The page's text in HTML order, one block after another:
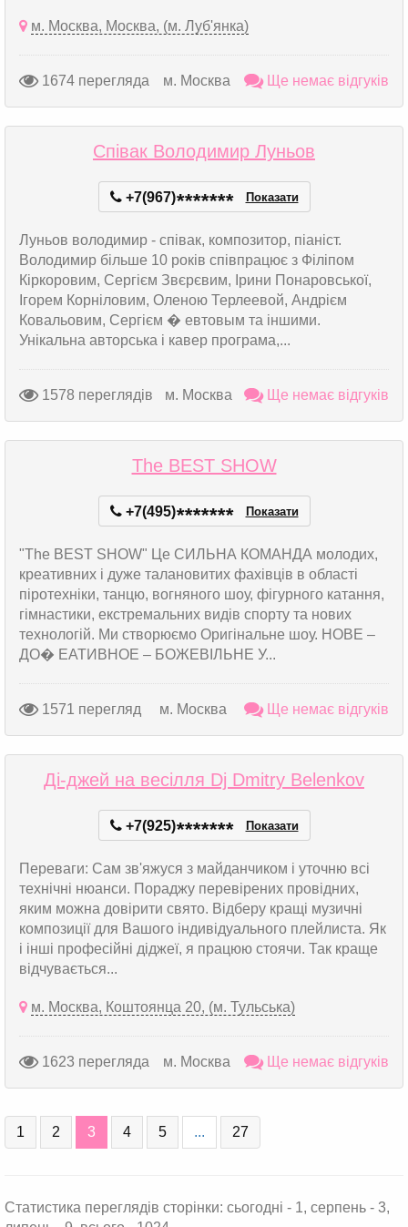
м. Москва, Москва, (м. Луб'янка)
1674 перегляда м. Москва Ще немає відгуків
Співак Володимир Луньов
+7(967)******* Показати
Луньов володимир - співак, композитор, піаніст.
Володимир більше 10 років співпрацює з Філіпом
Кіркоровим, Сергієм Звєрєвим, Ірини Понаровської,
Ігорем Корніловим, Оленою Терлеевой, Андрієм
Ковальовим, Сергієм � евтовым та іншими.
Унікальна авторська і кавер програма,...
1578 переглядів м. Москва Ще немає відгуків
The BEST SHOW
+7(495)******* Показати
"The BEST SHOW" Це СИЛЬНА КОМАНДА молодих,
креативних і дуже талановитих фахівців в області
піротехніки, танцю, вогняного шоу, фігурного катання,
гімнастики, екстремальних видів спорту та нових
технологій. Ми створюємо Оригінальне шоу. НОВЕ –
ДО� ЕАТИВНОЕ – БОЖЕВІЛЬНЕ У...
1571 перегляд м. Москва Ще немає відгуків
Ді-джей на весілля Dj Dmitry Belenkov
+7(925)******* Показати
Переваги: Сам зв'яжуся з майданчиком і уточню всі
технічні нюанси. Пораджу перевірених провідних,
яким можна довірити свято. Відберу кращі музичні
композиції для Вашого індивідуального плейлиста. Як
і інші професійні діджеї, я працюю стоячи. Так краще
відчувається...
м. Москва, Коштоянца 20, (м. Тульська)
1623 перегляда м. Москва Ще немає відгуків
1 2 3 4 5 ... 27
Статистика переглядів сторінки: сьогодні - 1, серпень - 3,